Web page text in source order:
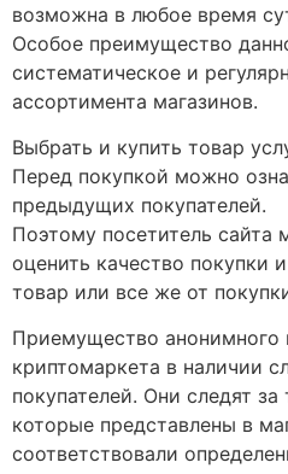
возможна в любое время
Особое преимущество
систематическое и
ассортимента магазинов.
Выбрать и купить товар
Перед покупкой можно
предыдущих покупателей.
Поэтому посетитель сайта
оценить качество покупки
товар или все же от
Приемущество анонимного
криптомаркета в наличии
покупателей. Они следят
которые представлены в
соответствовали